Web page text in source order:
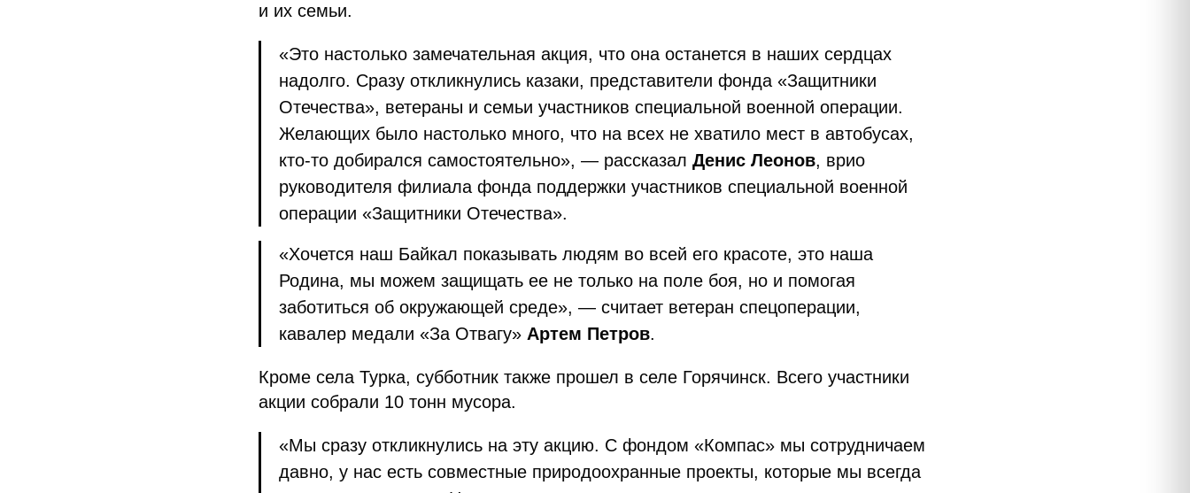
и их семьи.
«Это настолько замечательная акция, что она останется в наших сердцах
надолго. Сразу откликнулись казаки, представители фонда «Защитники
Отечества», ветераны и семьи участников специальной военной операции.
Желающих было настолько много, что на всех не хватило мест в автобусах,
кто-то добирался самостоятельно», — рассказал Денис Леонов, врио
руководителя филиала фонда поддержки участников специальной военной
операции «Защитники Отечества».
«Хочется наш Байкал показывать людям во всей его красоте, это наша
Родина, мы можем защищать ее не только на поле боя, но и помогая
заботиться об окружающей среде», — считает ветеран спецоперации,
кавалер медали «За Отвагу» Артем Петров.
Кроме села Турка, субботник также прошел в селе Горячинск. Всего участники
акции собрали 10 тонн мусора.
«Мы сразу откликнулись на эту акцию. С фондом «Компас» мы сотрудничаем
давно, у нас есть совместные природоохранные проекты, которые мы всегда